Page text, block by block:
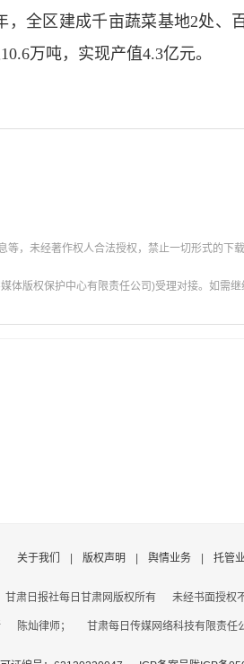
全区建成千亩蔬菜基地2处、
万吨，实现产值4.3亿元。
，未经著作权人合法授权，禁止一切形式的下
体版权保护中心有限责任公司)受理对接。如需
关于我们 版权声明 舆情业务 托管
甘肃日报社每日甘肃网版权所有 未经书面授权
陈灿律师； 甘肃每日传媒网络科技有限责